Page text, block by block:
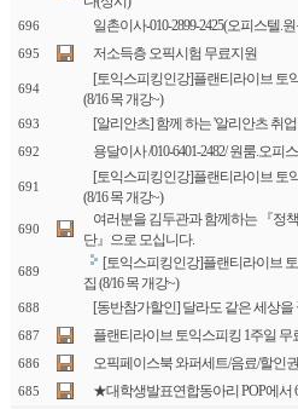
696 일촌이사-010-2899-2425(오피스텔.
695 저소득층 오픽시험 무료지원
694
[토익스피킹인강]플랜티라이브 토
(8/16 목 개강~)
693 [알리안츠] 함께 하는 '알리안츠 취업
692 용달이사 /010-6401-2482/ 원룸.오피
691
[토익스피킹인강]플랜티라이브 토
(8/16 목 개강~)
690
여러분을 김두관과 함께하는 『정
단』으로 모십니다.
689
[토익스피킹인강]플랜티라이브
집 (8/16 목 개강~)
688 [동반참가할인] 달라도 같은 세상을
687 플랜티라이브 토익스피킹 1주일 무
686 오픽페이스북 와퍼세트/음료/할인
685 ★대학생발표연합동아리 POP에